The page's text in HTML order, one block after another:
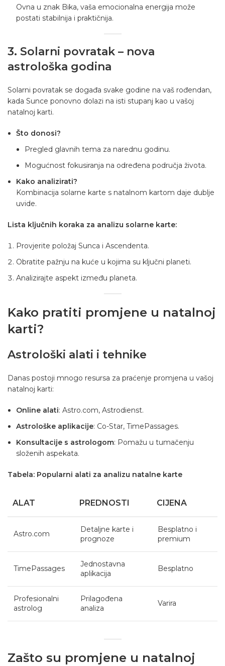
Ovna u znak Bika, vaša emocionalna energija može
postati stabilnija i praktičnija.
3. Solarni povratak – nova
astrološka godina
Solarni povratak se događa svake godine na vaš rođendan,
kada Sunce ponovno dolazi na isti stupanj kao u vašoj
natalnoj karti.
Što donosi?
Pregled glavnih tema za narednu godinu.
Mogućnost fokusiranja na određena područja života.
Kako analizirati?
Kombinacija solarne karte s natalnom kartom daje dublje
uvide.
Lista ključnih koraka za analizu solarne karte:
Provjerite položaj Sunca i Ascendenta.
Obratite pažnju na kuće u kojima su ključni planeti.
Analizirajte aspekt između planeta.
Kako pratiti promjene u natalnoj
karti?
Astrološki alati i tehnike
Danas postoji mnogo resursa za praćenje promjena u vašoj
natalnoj karti:
Online alati: Astro.com, Astrodienst.
Astrološke aplikacije: Co-Star, TimePassages.
Konsultacije s astrologom: Pomažu u tumačenju
složenih aspekata.
Tabela: Popularni alati za analizu natalne karte
ALAT PREDNOSTI CIJENA
Astro.com
Detaljne karte i
prognoze
Besplatno i
premium
TimePassages
Jednostavna
aplikacija
Besplatno
Profesionalni
astrolog
Prilagođena
analiza
Varira
Zašto su promjene u natalnoj